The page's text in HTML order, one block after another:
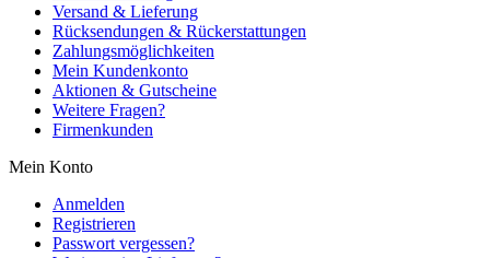
Versand & Lieferung
Rücksendungen & Rückerstattungen
Zahlungsmöglichkeiten
Mein Kundenkonto
Aktionen & Gutscheine
Weitere Fragen?
Firmenkunden
Mein Konto
Anmelden
Registrieren
Passwort vergessen?